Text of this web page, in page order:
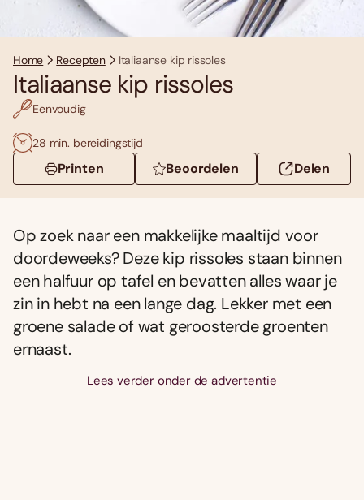
Home Recepten Italiaanse kip rissoles
Italiaanse kip rissoles
Eenvoudig
28 min. bereidingstijd
Printen Beoordelen Delen
Op zoek naar een makkelijke maaltijd voor
doordeweeks? Deze kip rissoles staan binnen
een halfuur op tafel en bevatten alles waar je
zin in hebt na een lange dag. Lekker met een
groene salade of wat geroosterde groenten
ernaast.
Lees verder onder de advertentie